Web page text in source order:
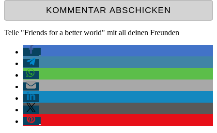
Teile "Friends for a better world" mit all deinen Freunden